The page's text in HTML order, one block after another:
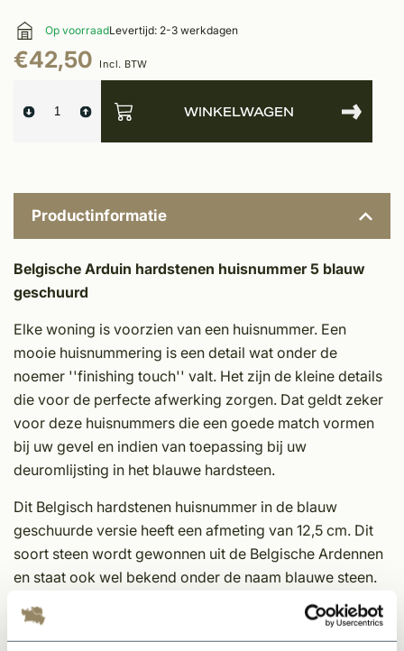
Op voorraadLevertijd: 2-3 werkdagen
€42,50 Incl. BTW
WINKELWAGEN
Productinformatie
Belgische Arduin hardstenen huisnummer 5 blauw
geschuurd
Elke woning is voorzien van een huisnummer. Een
mooie huisnummering is een detail wat onder de
noemer ''finishing touch'' valt. Het zijn de kleine details
die voor de perfecte afwerking zorgen. Dat geldt zeker
voor deze huisnummers die een goede match vormen
bij uw gevel en indien van toepassing bij uw
deuromlijsting in het blauwe hardsteen.
Dit Belgisch hardstenen huisnummer in de blauw
geschuurde versie heeft een afmeting van 12,5 cm. Dit
soort steen wordt gewonnen uit de Belgische Ardennen
en staat ook wel bekend onder de naam blauwe steen.
Omdat wij werken met echte natuurproducten, zal elk
huisnummer van hardsteen uniek zijn.